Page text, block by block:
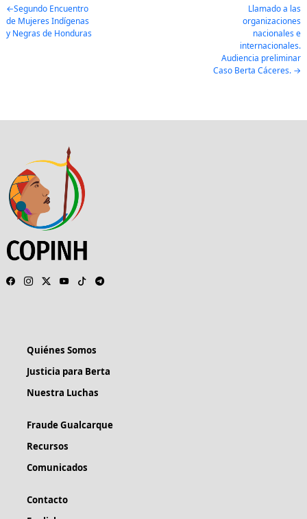
Post
navigation
Segundo Encuentro
de Mujeres Indígenas
y Negras de Honduras
Llamado a las
organizaciones
nacionales e
internacionales.
Audiencia preliminar
Caso Berta Cáceres.
Quiénes Somos
Justicia para Berta
Nuestra Luchas
Fraude Gualcarque
Recursos
Comunicados
Contacto